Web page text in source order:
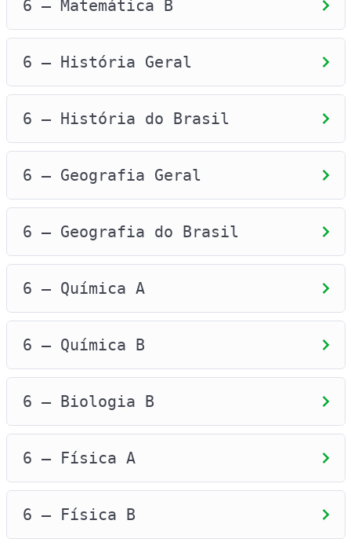
6 – Matemática B
6 – História Geral
6 – História do Brasil
6 – Geografia Geral
6 – Geografia do Brasil
6 – Química A
6 – Química B
6 – Biologia B
6 – Física A
6 – Física B